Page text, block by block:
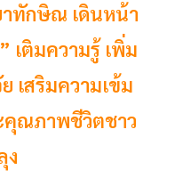
ทักษิณ เดินหน้า
เติมความรู้ เพิ่ม
เสริมความเข้ม
คุณภาพชีวิตชาว
ง